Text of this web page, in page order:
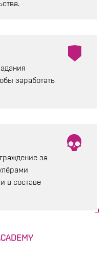
заработать
за
в составе